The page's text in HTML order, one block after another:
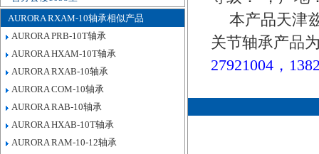
AURORA RXAM-10轴承相似产品
AURORA PRB-10T轴承
AURORA HXAM-10T轴承
AURORA RXAB-10轴承
AURORA COM-10轴承
AURORA RAB-10轴承
AURORA HXAB-10T轴承
AURORA RAM-10-12轴承
本产品天津
关节轴承产品
27921004，